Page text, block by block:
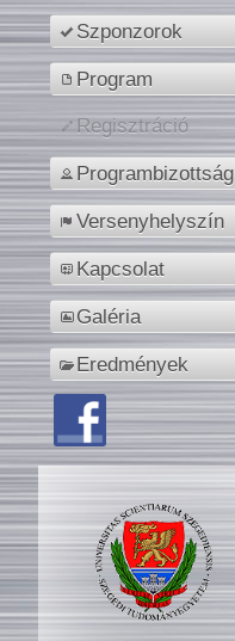
Szponzorok
Program
Regisztráció
Programbizottság
Versenyhelyszín
Kapcsolat
Galéria
Eredmények